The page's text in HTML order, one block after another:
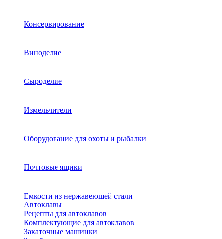
Консервирование
Виноделие
Сыроделие
Измельчители
Оборудование для охоты и рыбалки
Почтовые ящики
Емкости из нержавеющей стали
Автоклавы
Рецепты для автоклавов
Комплектующие для автоклавов
Закаточные машинки